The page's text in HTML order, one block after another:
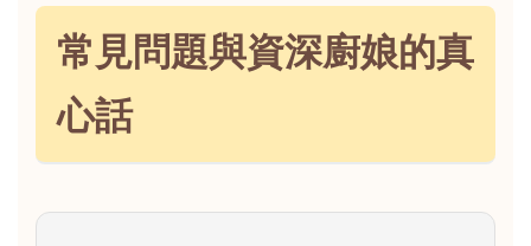
常見問題與資深廚娘的真
心話